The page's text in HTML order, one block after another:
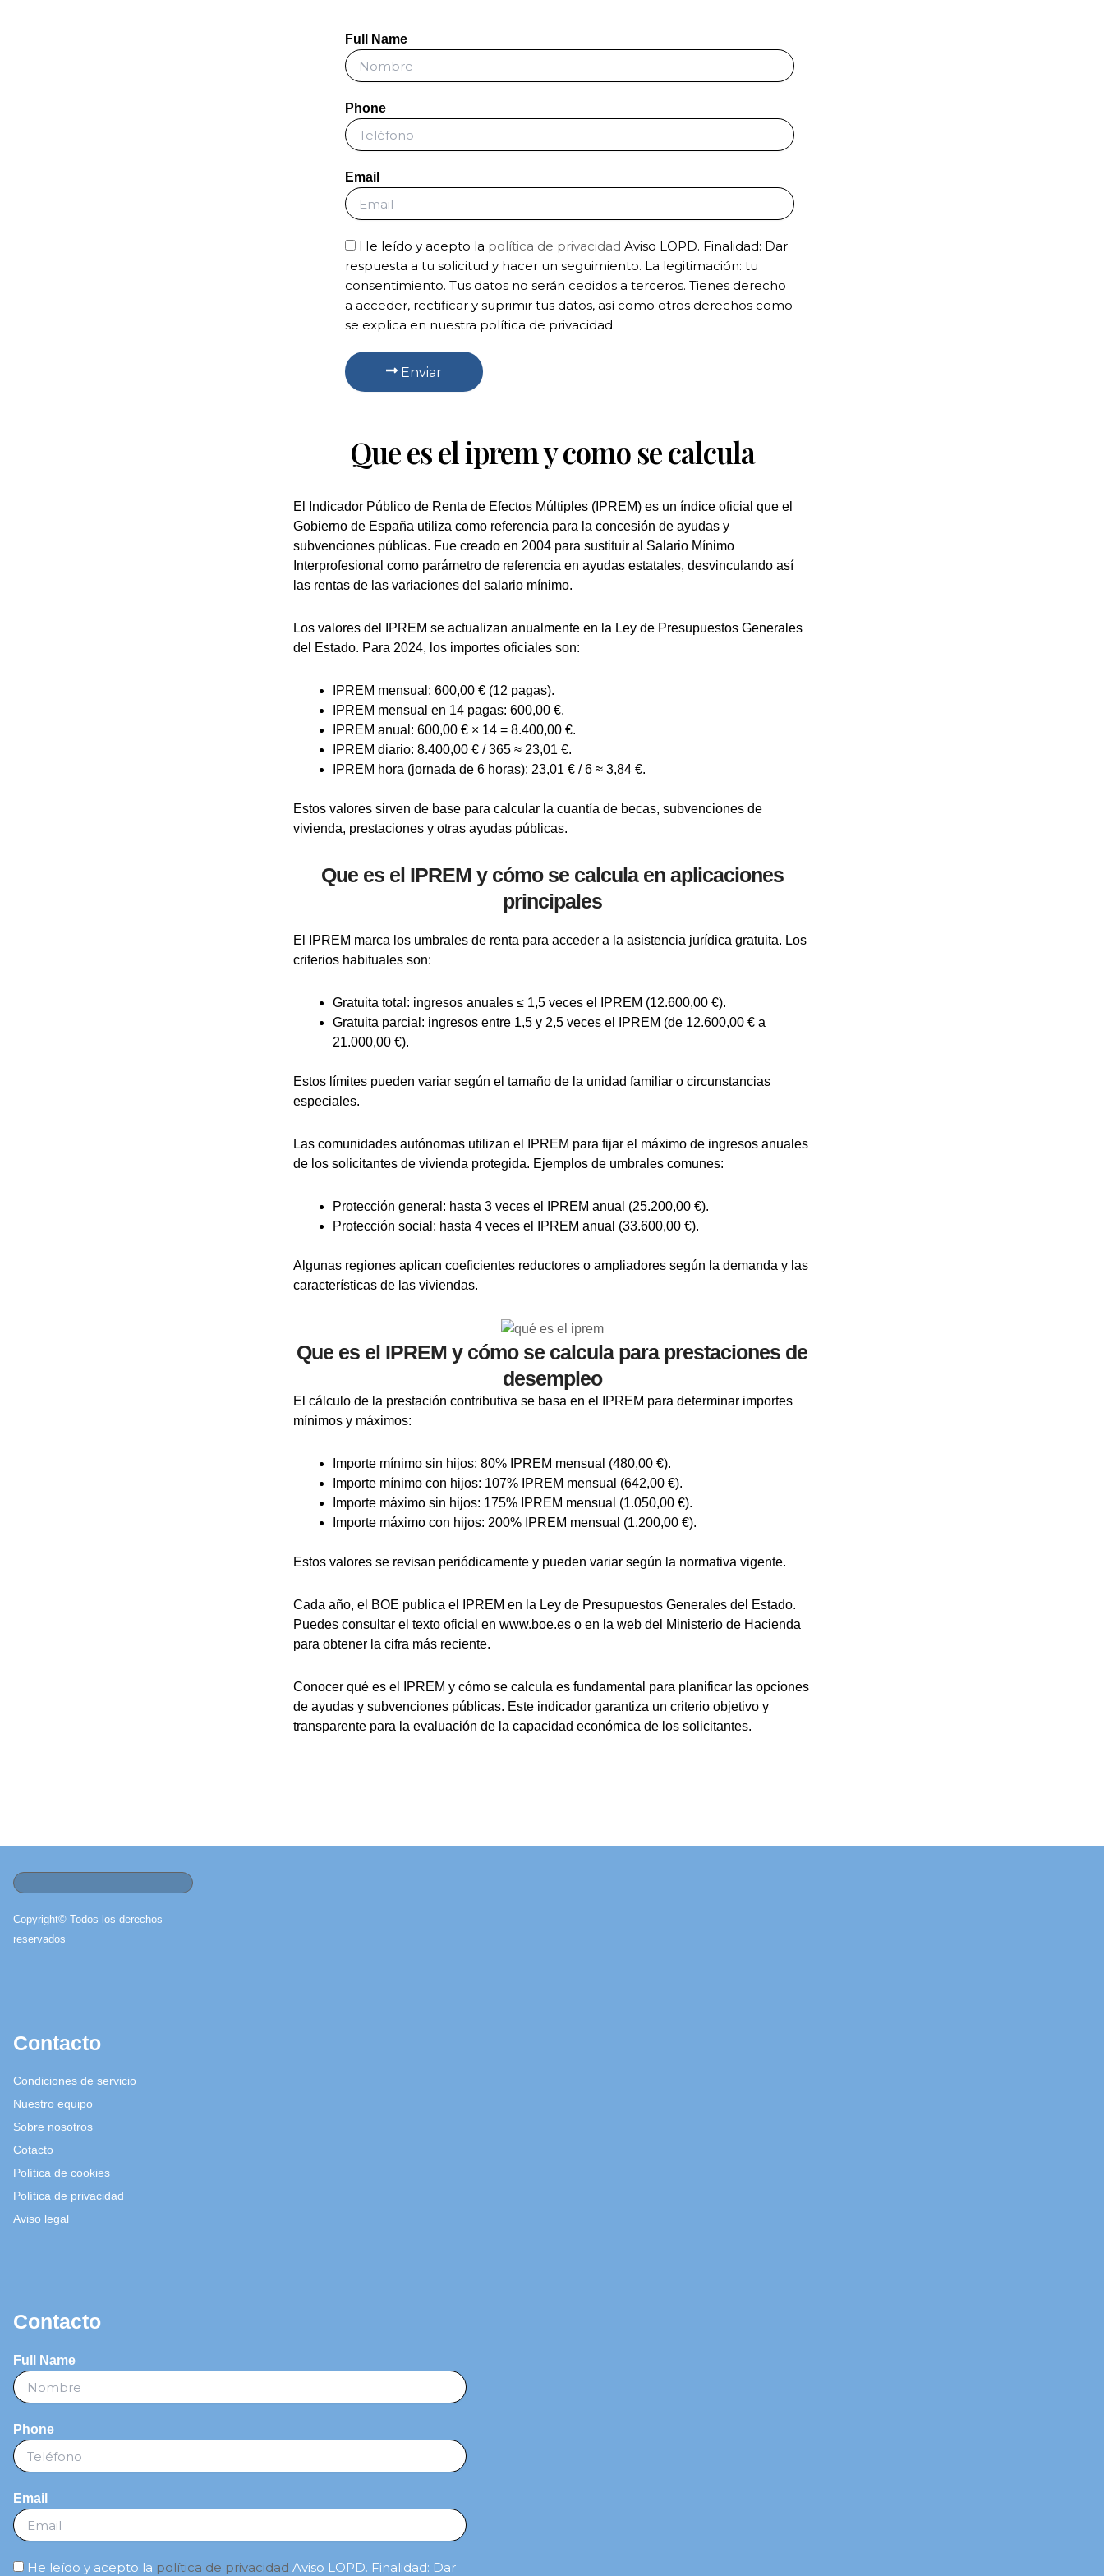
Full Name
Phone
Email
He leído y acepto la política de privacidad Aviso LOPD. Finalidad: Dar
respuesta a tu solicitud y hacer un seguimiento. La legitimación: tu
consentimiento. Tus datos no serán cedidos a terceros. Tienes derecho
a acceder, rectificar y suprimir tus datos, así como otros derechos como
se explica en nuestra política de privacidad.
Enviar
Que es el iprem y como se calcula
El Indicador Público de Renta de Efectos Múltiples (IPREM) es un índice oficial que el
Gobierno de España utiliza como referencia para la concesión de ayudas y
subvenciones públicas. Fue creado en 2004 para sustituir al Salario Mínimo
Interprofesional como parámetro de referencia en ayudas estatales, desvinculando así
las rentas de las variaciones del salario mínimo.
Los valores del IPREM se actualizan anualmente en la Ley de Presupuestos Generales
del Estado. Para 2024, los importes oficiales son:
IPREM mensual: 600,00 € (12 pagas).
IPREM mensual en 14 pagas: 600,00 €.
IPREM anual: 600,00 € × 14 = 8.400,00 €.
IPREM diario: 8.400,00 € / 365 ≈ 23,01 €.
IPREM hora (jornada de 6 horas): 23,01 € / 6 ≈ 3,84 €.
Estos valores sirven de base para calcular la cuantía de becas, subvenciones de
vivienda, prestaciones y otras ayudas públicas.
Que es el IPREM y cómo se calcula en aplicaciones
principales
El IPREM marca los umbrales de renta para acceder a la asistencia jurídica gratuita. Los
criterios habituales son:
Gratuita total: ingresos anuales ≤ 1,5 veces el IPREM (12.600,00 €).
Gratuita parcial: ingresos entre 1,5 y 2,5 veces el IPREM (de 12.600,00 € a
21.000,00 €).
Estos límites pueden variar según el tamaño de la unidad familiar o circunstancias
especiales.
Las comunidades autónomas utilizan el IPREM para fijar el máximo de ingresos anuales
de los solicitantes de vivienda protegida. Ejemplos de umbrales comunes:
Protección general: hasta 3 veces el IPREM anual (25.200,00 €).
Protección social: hasta 4 veces el IPREM anual (33.600,00 €).
Algunas regiones aplican coeficientes reductores o ampliadores según la demanda y las
características de las viviendas.
Que es el IPREM y cómo se calcula para prestaciones de
desempleo
El cálculo de la prestación contributiva se basa en el IPREM para determinar importes
mínimos y máximos:
Importe mínimo sin hijos: 80% IPREM mensual (480,00 €).
Importe mínimo con hijos: 107% IPREM mensual (642,00 €).
Importe máximo sin hijos: 175% IPREM mensual (1.050,00 €).
Importe máximo con hijos: 200% IPREM mensual (1.200,00 €).
Estos valores se revisan periódicamente y pueden variar según la normativa vigente.
Cada año, el BOE publica el IPREM en la Ley de Presupuestos Generales del Estado.
Puedes consultar el texto oficial en www.boe.es o en la web del Ministerio de Hacienda
para obtener la cifra más reciente.
Conocer qué es el IPREM y cómo se calcula es fundamental para planificar las opciones
de ayudas y subvenciones públicas. Este indicador garantiza un criterio objetivo y
transparente para la evaluación de la capacidad económica de los solicitantes.
Copyright© Todos los derechos
reservados
Contacto
Condiciones de servicio
Nuestro equipo
Sobre nosotros
Cotacto
Política de cookies
Política de privacidad
Aviso legal
Contacto
Full Name
Phone
Email
He leído y acepto la política de privacidad Aviso LOPD. Finalidad: Dar